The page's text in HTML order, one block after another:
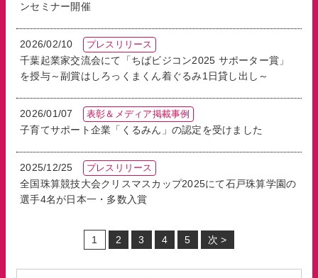
ンセミナー開催
2026/02/10 プレスリリース
千葉起業家交流会にて「ちばビジコン2025 サポーター賞」
を授与～副賞はしろっくまくん着ぐるみ1日貸し出し～
2026/01/07 表彰＆メディア掲載事例
子育てサポート企業「くるみん」の認定を受けました
2025/12/25 プレスリリース
全国珠算競技大会クリスマスカップ2025にて石戸珠算学園の
選手4名が日本一・多数入賞
1 2 3 4 5 次 >